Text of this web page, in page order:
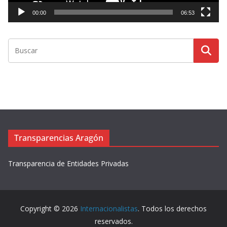
o
r
e
e
00:00 06:53
Transparencias Aragón
Transparencia de Entidades Privadas
Copyright © 2026 Internacionalistas. Todos los derechos
reservados.